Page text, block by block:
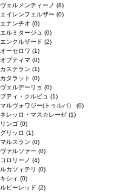
ヴェルメンティーノ (8)
エイレンフェルザー (0)
エナンチオ (0)
エルミタージュ (0)
エンクルザード (2)
オーセロワ (1)
オプティマ (0)
カステラン (1)
カタラット (0)
ヴェルデーリョ (0)
プティ・クルビュ (1)
マルヴォワジー(トゥルバ） (0)
ネレッロ・マスカレーゼ (1)
リンゴ (0)
グリッロ (1)
マルスラン (0)
ヴァルツァー (0)
コロリーノ (4)
ルカツィテリ (0)
キシィ (0)
ルビーレッド (2)